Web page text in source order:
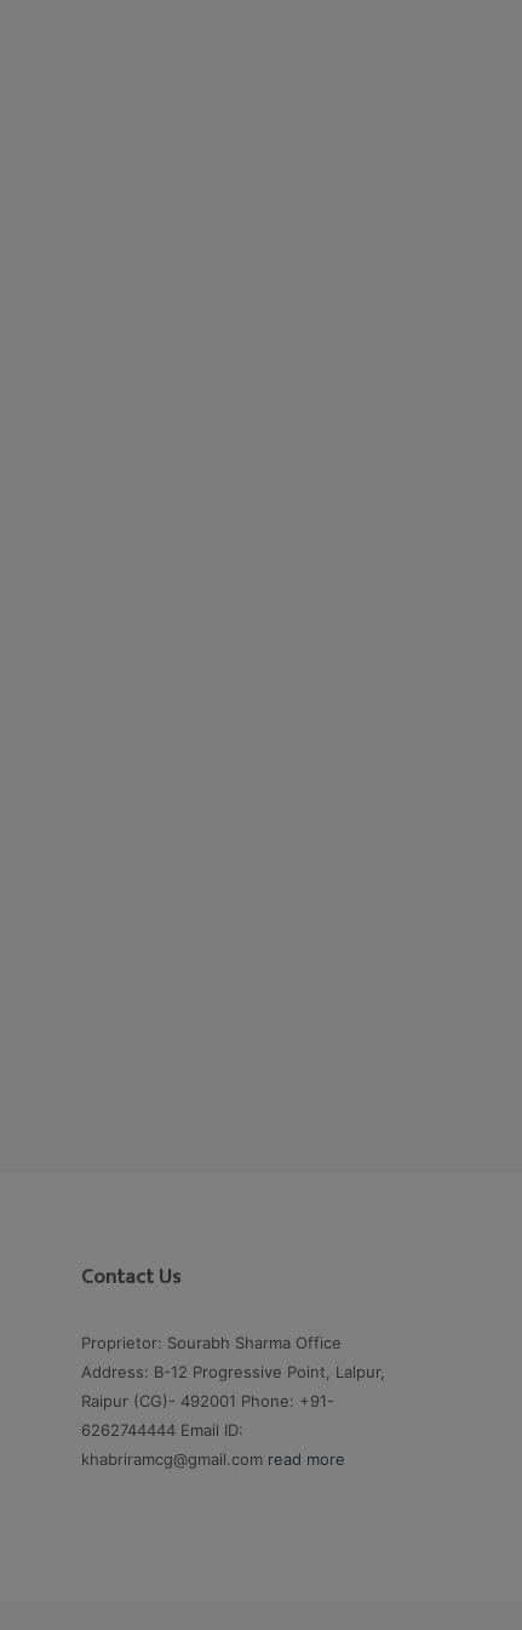
Contact Us
Proprietor: Sourabh Sharma Office
Address: B-12 Progressive Point, Lalpur,
Raipur (CG)- 492001 Phone: +91-
6262744444 Email ID:
khabriramcg@gmail.com read more